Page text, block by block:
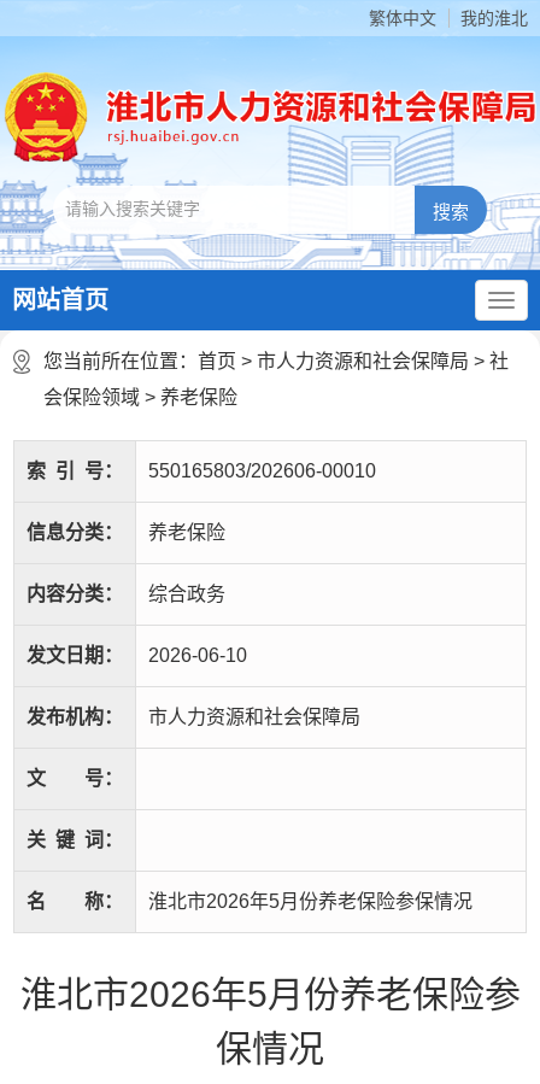
繁体中文 我的淮北
网站首页
您当前所在位置： 首页 > 市人力资源和社会保障局 > 社
会保险领域 > 养老保险
索 引 号： 550165803/202606-00010
信息分类： 养老保险
内容分类： 综合政务
发文日期： 2026-06-10
发布机构： 市人力资源和社会保障局
文 号：
关 键 词：
名 称： 淮北市2026年5月份养老保险参保情况
淮北市2026年5月份养老保险参
保情况